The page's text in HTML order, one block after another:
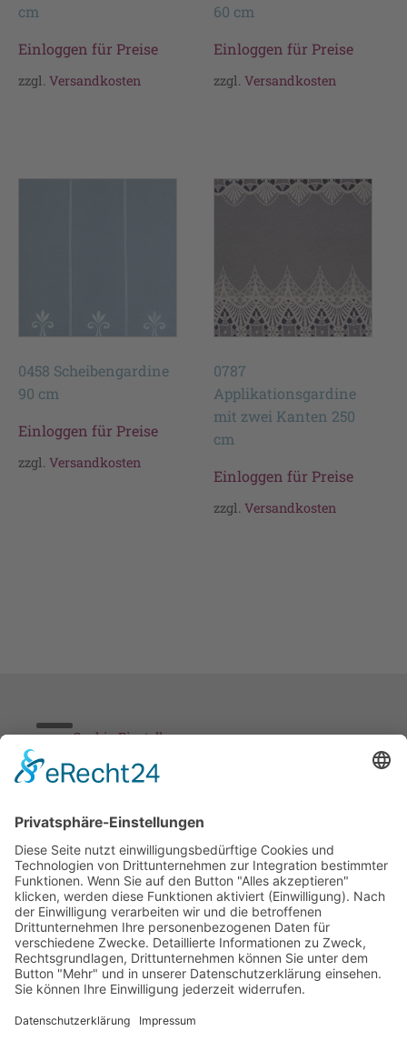
cm
Einloggen für Preise
zzgl. Versandkosten
60 cm
Einloggen für Preise
zzgl.Versandkosten
0458 Scheibengardine
90 cm
Einloggen für Preise
zzgl. Versandkosten
0787
Applikationsgardine
mit zwei Kanten 250
cm
Einloggen für Preise
zzgl.Versandkosten
Cookie-Einstellungen
Stickereien & Textilien GmbH| Alle Rechte vorbehalten